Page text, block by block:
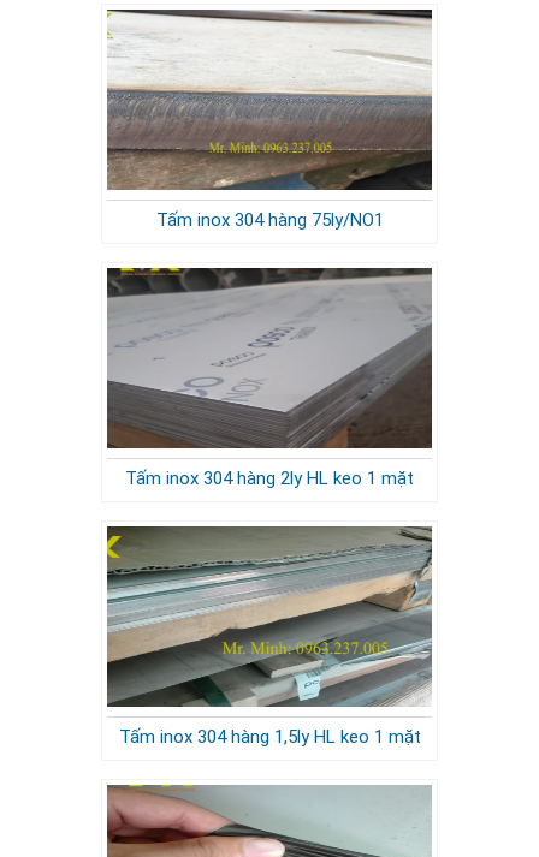
Tấm inox 304 hàng 75ly/NO1
Tấm inox 304 hàng 2ly HL keo 1 mặt
Tấm inox 304 hàng 1,5ly HL keo 1 mặt